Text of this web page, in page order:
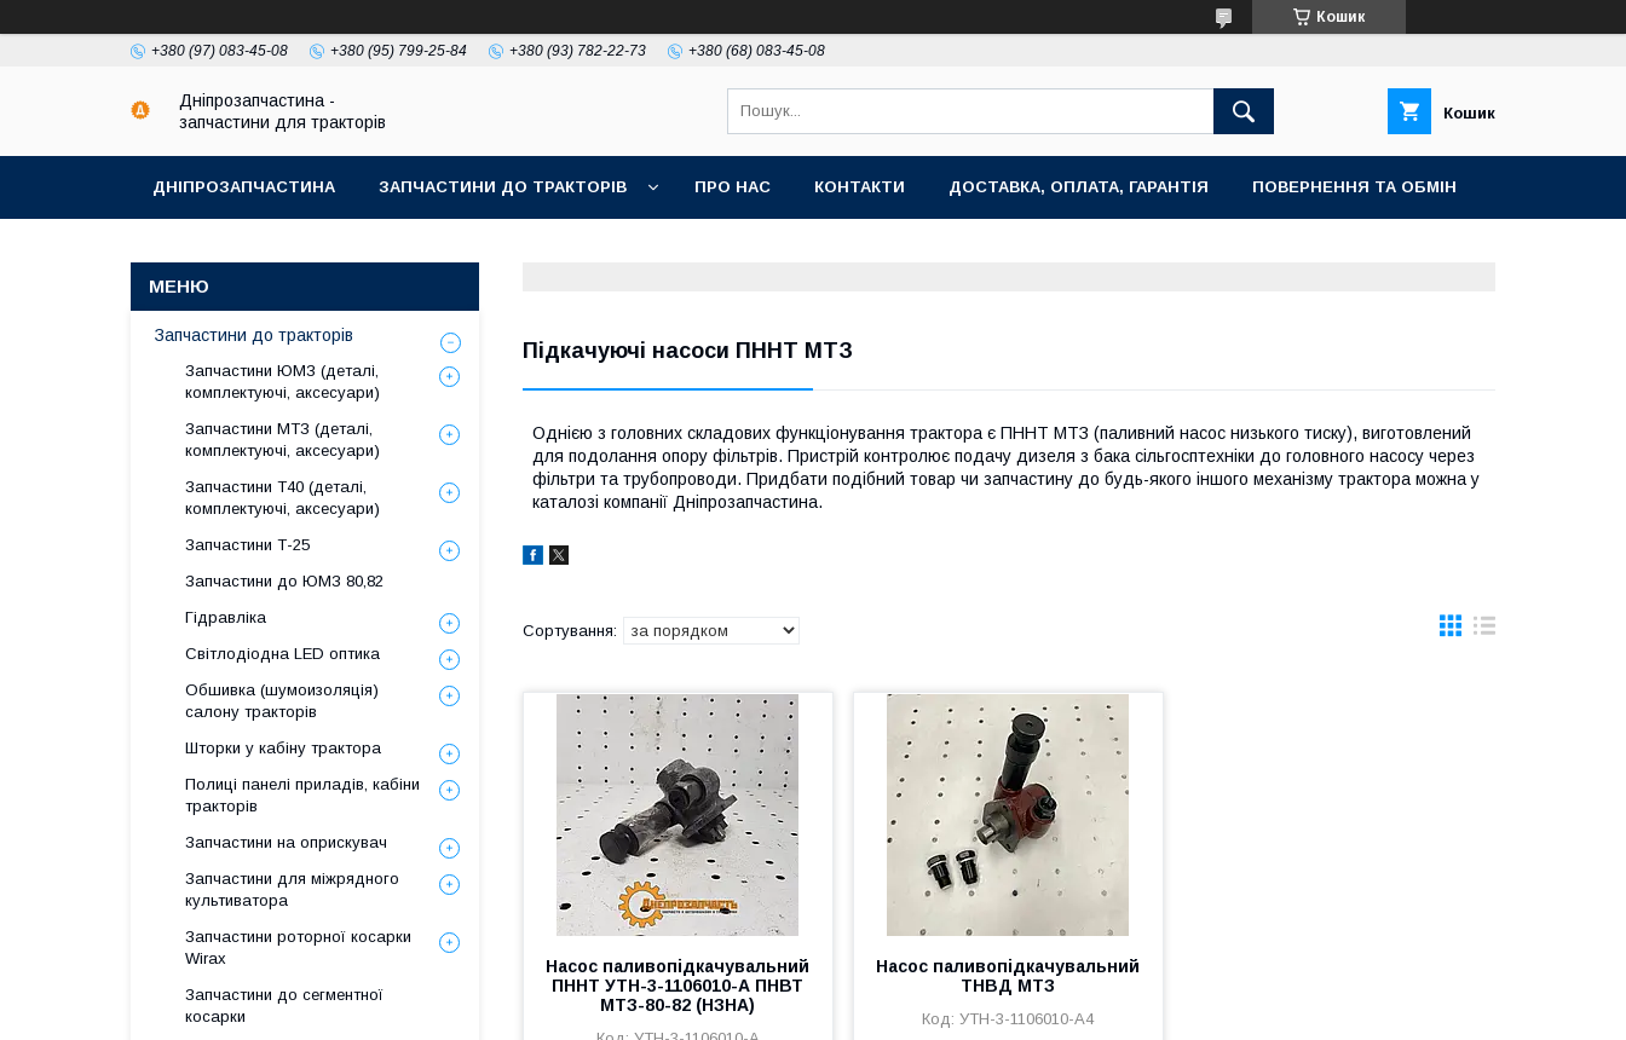
Кошик
+380 (97) 083-45-08 +380 (95) 799-25-84 +380 (93) 782-22-73 +380 (68) 083-45-08
Дніпрозапчастина -
запчастини для тракторів
Кошик
ДНІПРОЗАПЧАСТИНА ЗАПЧАСТИНИ ДО ТРАКТОРІВ ПРО НАС КОНТАКТИ ДОСТАВКА, ОПЛАТА, ГАРАНТІЯ ПОВЕРНЕННЯ ТА ОБМІН
Підкачуючі насоси ПННТ МТЗ
Однією з головних складових функціонування трактора є ПННТ МТЗ (паливний насос низького тиску), виготовлений
для подолання опору фільтрів. Пристрій контролює подачу дизеля з бака сільгосптехніки до головного насосу через
фільтри та трубопроводи. Придбати подібний товар чи запчастину до будь-якого іншого механізму трактора можна у
каталозі компанії Дніпрозапчастина.
Насос паливопідкачувальний
ПННТ УТН-3-1106010-А ПНВТ
МТЗ-80-82 (НЗНА)
Насос паливопідкачувальний
ТНВД МТЗ
УТН-3-1106010-А4
Запчастини до тракторів
Запчастини ЮМЗ (деталі,
комплектуючі, аксесуари)
Запчастини МТЗ (деталі,
комплектуючі, аксесуари)
Запчастини Т40 (деталі,
комплектуючі, аксесуари)
Запчастини Т-25
Запчастини до ЮМЗ 80,82
Гідравліка
Світлодіодна LED оптика
Обшивка (шумоизоляція)
салону тракторів
Шторки у кабіну трактора
Полиці панелі приладів, кабіни
тракторів
Запчастини на оприскувач
Запчастини для міжрядного
культиватора
Запчастини роторної косарки
Wirax
Запчастини до сегментної
косарки